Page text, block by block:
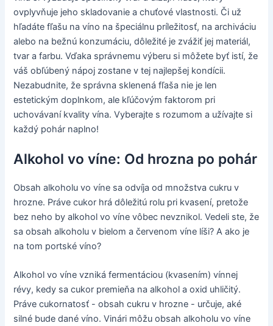
ovplyvňuje jeho skladovanie a chuťové vlastnosti. Či už
hľadáte fľašu na víno na špeciálnu príležitosť, na archiváciu
alebo na bežnú konzumáciu, dôležité je zvážiť jej materiál,
tvar a farbu. Vďaka správnemu výberu si môžete byť istí, že
váš obľúbený nápoj zostane v tej najlepšej kondícii.
Nezabudnite, že správna sklenená fľaša nie je len
estetickým doplnkom, ale kľúčovým faktorom pri
uchovávaní kvality vína. Vyberajte s rozumom a užívajte si
každý pohár naplno!
Alkohol vo víne: Od hrozna po pohár
Obsah alkoholu vo víne sa odvíja od množstva cukru v
hrozne. Práve cukor hrá dôležitú rolu pri kvasení, pretože
bez neho by alkohol vo víne vôbec nevznikol. Vedeli ste, že
sa obsah alkoholu v bielom a červenom víne líši? A ako je
na tom portské víno?
Alkohol vo víne vzniká fermentáciou (kvasením) vínnej
révy, kedy sa cukor premieňa na alkohol a oxid uhličitý.
Práve cukornatosť - obsah cukru v hrozne - určuje, aké
silné bude dané víno. Vinári môžu obsah alkoholu vo víne